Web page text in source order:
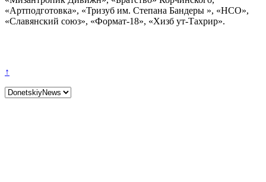
«Артподготовка», «Тризуб им. Степана Бандеры », «НСО»,
«Славянский союз», «Формат-18», «Хизб ут-Тахрир».
↑